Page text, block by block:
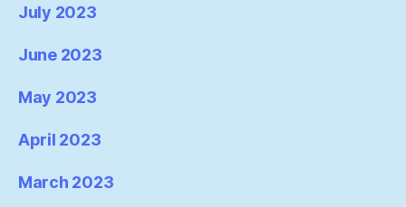
July 2023
June 2023
May 2023
April 2023
March 2023